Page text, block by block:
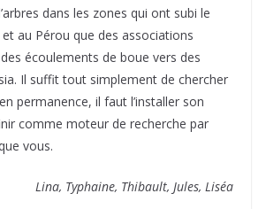
dans les zones qui ont subi le
au Pérou que des associations
écoulements de boue vers des
Il suffit tout simplement de chercher
permanence, il faut l’installer son
comme moteur de recherche par
vous.
Lina, Typhaine, Thibault, Jules, Liséa